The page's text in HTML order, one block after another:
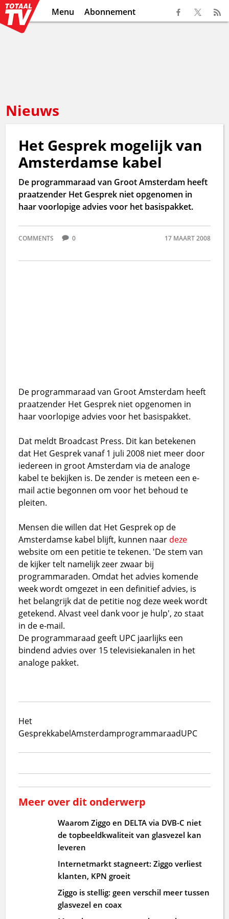
Menu Abonnement
Nieuws
Het Gesprek mogelijk van
Amsterdamse kabel
De programmaraad van Groot Amsterdam heeft
praatzender Het Gesprek niet opgenomen in
haar voorlopige advies voor het basispakket.
17 MAART 2008
COMMENTS 0
De programmaraad van Groot Amsterdam heeft
praatzender Het Gesprek niet opgenomen in
haar voorlopige advies voor het basispakket.
Dat meldt Broadcast Press. Dit kan betekenen
dat Het Gesprek vanaf 1 juli 2008 niet meer door
iedereen in groot Amsterdam via de analoge
kabel te bekijken is. De zender is meteen een e-
mail actie begonnen om voor het behoud te
pleiten.
Mensen die willen dat Het Gesprek op de
Amsterdamse kabel blijft, kunnen naar deze
website om een petitie te tekenen. 'De stem van
de kijker telt namelijk zeer zwaar bij
programmaraden. Omdat het advies komende
week wordt omgezet in een definitief advies, is
het belangrijk dat de petitie nog deze week wordt
getekend. Alvast veel dank voor je hulp', zo staat
in de e-mail.
De programmaraad geeft UPC jaarlijks een
bindend advies over 15 televisiekanalen in het
analoge pakket.
Het
GesprekkabelAmsterdamprogrammaraadUPC
Meer over dit onderwerp
Waarom Ziggo en DELTA via DVB-C niet
de topbeeldkwaliteit van glasvezel kan
leveren
Internetmarkt stagneert: Ziggo verliest
klanten, KPN groeit
Ziggo is stellig: geen verschil meer tussen
glasvezel en coax